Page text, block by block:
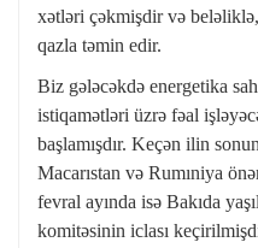
xətləri çəkmişdir və
qazla təmin edir.
Biz gələcəkdə energetika
istiqamətləri üzrə fəal
başlamışdır. Keçən ilin
Macarıstan və Rumıniya
fevral ayında isə Bakıda
komitəsinin iclası